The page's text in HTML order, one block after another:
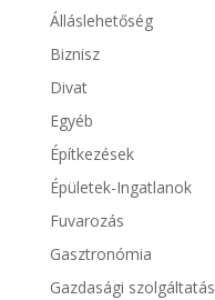
Álláslehetőség
Biznisz
Divat
Egyéb
Építkezések
Épületek-Ingatlanok
Fuvarozás
Gasztronómia
Gazdasági szolgáltatás